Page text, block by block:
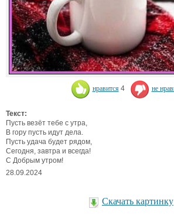
нравится 4 не
Текст:
Пусть везёт тебе с утра,
В гору пусть идут дела.
Пусть удача будет рядом,
Сегодня, завтра и всегда!
С Добрым утром!
28.09.2024
Скачать картинку